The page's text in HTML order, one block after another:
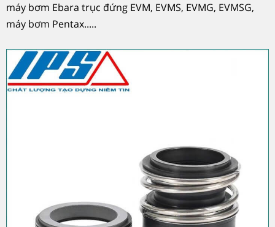
máy bơm Ebara trục đứng EVM, EVMS, EVMG, EVMSG,
máy bơm Pentax.....